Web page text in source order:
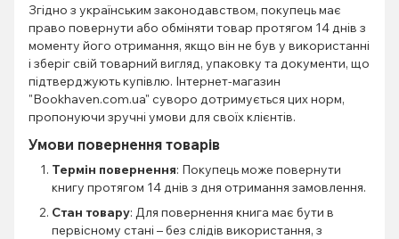
Згідно з українським законодавством, покупець має
право повернути або обміняти товар протягом 14 днів з
моменту його отримання, якщо він не був у використанні
і зберіг свій товарний вигляд, упаковку та документи, що
підтверджують купівлю. Інтернет-магазин
"Bookhaven.com.ua" суворо дотримується цих норм,
пропонуючи зручні умови для своїх клієнтів.
Умови повернення товарів
Термін повернення: Покупець може повернути
книгу протягом 14 днів з дня отримання замовлення.
Стан товару: Для повернення книга має бути в
первісному стані – без слідів використання, з